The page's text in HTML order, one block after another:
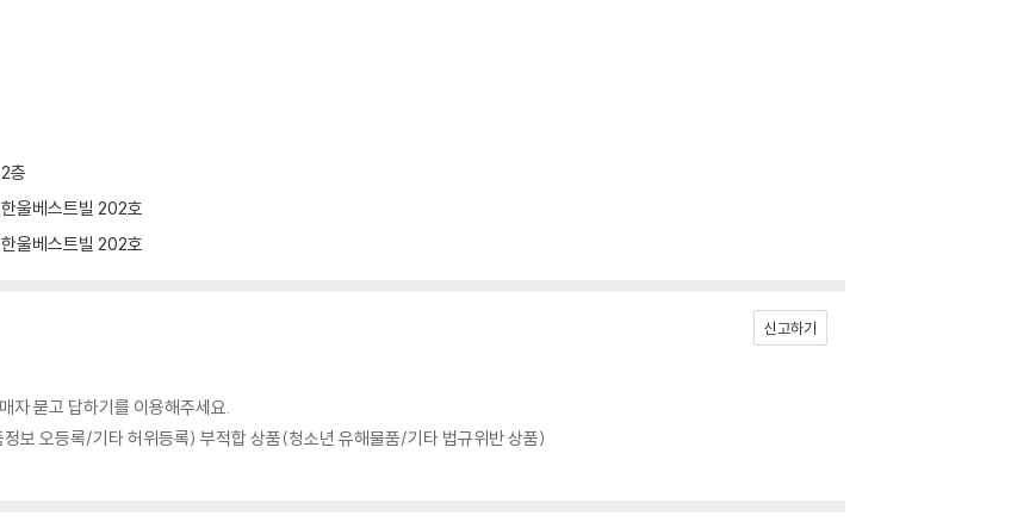
층
울베스트빌 202호
울베스트빌 202호
신고하기
자 묻고 답하기를 이용해주세요.
보 오등록/기타 허위등록) 부적합 상품(청소년 유해물품/기타 법규위반 상품)